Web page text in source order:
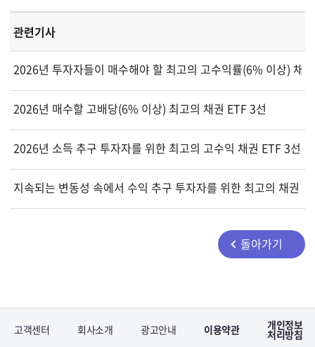
관련기사
2026년 투자자들이 매수해야 할 최고의 고수익률(6% 이상) 채
2026년 매수할 고배당(6% 이상) 최고의 채권 ETF 3선
2026년 소득 추구 투자자를 위한 최고의 고수익 채권 ETF 3선
지속되는 변동성 속에서 수익 추구 투자자를 위한 최고의 채권
돌아가기
고객센터 회사소개 광고안내 이용약관 개인정보
처리방침